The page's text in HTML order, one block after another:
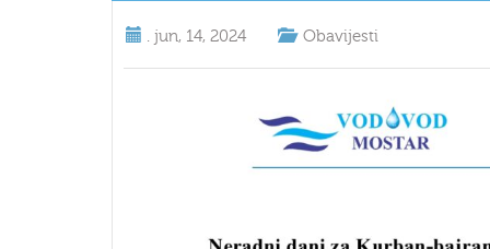
. jun, 14, 2024 Obavijesti